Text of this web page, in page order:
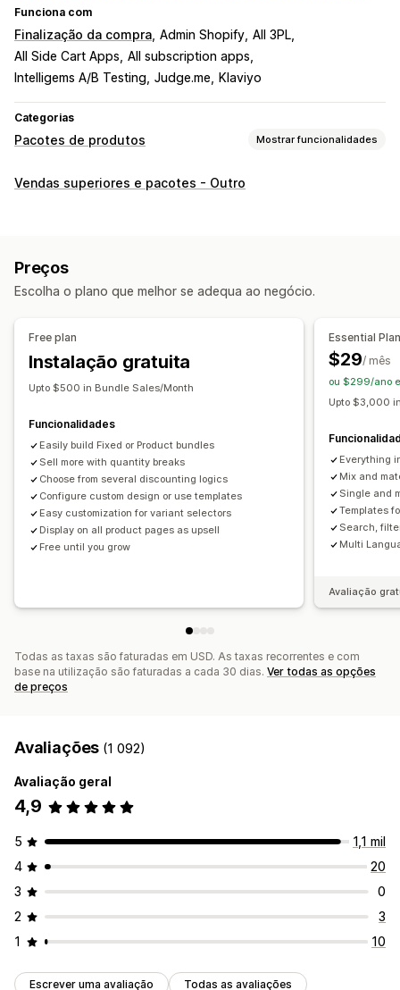
Funciona com
Finalização da compra Admin Shopify All 3PL
All Side Cart Apps All subscription apps
Intelligems A/B Testing Judge.me Klaviyo
Categorias
Pacotes de produtos Mostrar funcionalidades
Tipos de pacotes
Pacotes de venda superior
Produtos físicos Pacotes personalizados
Preços que pode definir
Preços fixos
Preços diferenciados
Descontos em percentagem
Subscrições Preços dinâmicos Preços personalizados
Vendas superiores e pacotes - Outro
Preços
Escolha o plano que melhor se adequa ao negócio.
Free plan
Instalação gratuita
Upto $500 in Bundle Sales/Month
Funcionalidades
Easily build Fixed or Product bundles
Sell more with quantity breaks
Choose from several discounting logics
Configure custom design or use templates
Easy customization for variant selectors
Display on all product pages as upsell
Free until you grow
Essential
$29/ mês
ou $299/ano
Upto $3,000
Everything
Mix and
Single and
Templates
Search,
Multi
Avaliação
Todas as taxas são faturadas em USD. As taxas recorrentes e com
base na utilização são faturadas a cada 30 dias. Ver todas as opções
de preços
Avaliações (1 092)
Avaliação geral
4,9
5
1,1 mil
4
20
3
0
2
3
1
10
Escrever uma avaliação Todas as avaliações